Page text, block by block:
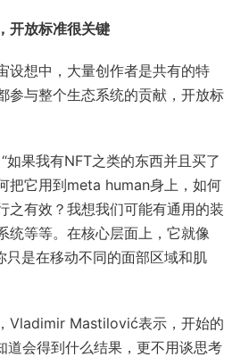
开放标准很关键
设想中，大量创作者是共有的特
参与整个生态系统的贡献，开放标
如果我有NFT之类的东西并且买了
把它用到meta human身上，如何
之有效？我想我们可能有通用的装
统等等。在核心层面上，它就像
是在移动不同的面部区域和肌
Vladimir Mastilović表示，开始的
道会得到什么结果，更不用谈思考